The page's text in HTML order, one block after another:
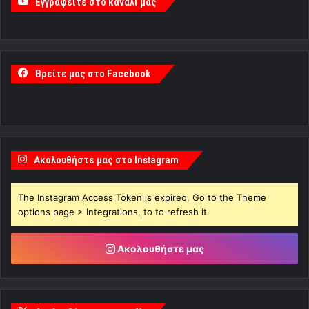
Βρείτε μας στο Facebook
Ακολουθήστε μας στο Instagram
The Instagram Access Token is expired, Go to the Theme
options page > Integrations, to to refresh it.
Ακολουθήστε μας